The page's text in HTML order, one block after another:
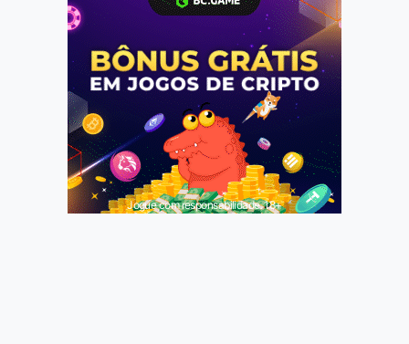
Jogue com responsabilidade. 18+